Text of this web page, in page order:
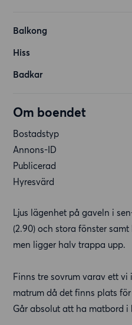
Balkong
Hiss
Badkar
Om boendet
Bostadstyp
Annons-ID
Publicerad
Hyresvärd
Ljus lägenhet på gaveln i
(2.90) och stora fönster
men ligger halv trappa upp.
Finns tre sovrum varav ett
matrum då det finns plats
Går absolut att ha matbord